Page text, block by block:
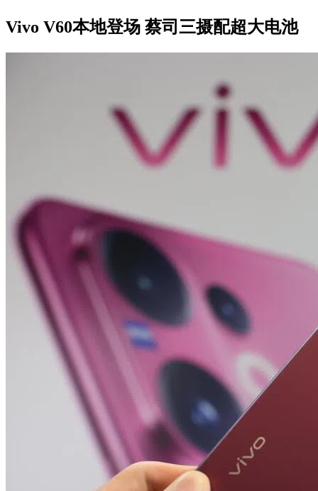
Vivo V60本地登场 蔡司三摄配超大电池